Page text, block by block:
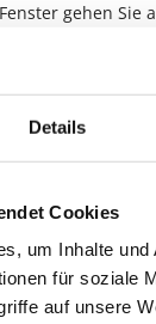
Details
Cookies
um Inhalte und
für soziale
auf unsere
gehen Sie
ein, denn
mehr als ein
an praktisch alle
Varianten
und Ursula
oder
Das Material
außen nicht